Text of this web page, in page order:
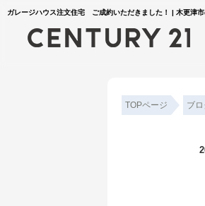
ガレージハウス注文住宅 ご成約いただきました！ | 木更津
TOPページ ブ